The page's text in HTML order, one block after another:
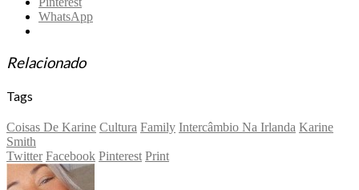
WhatsApp
Relacionado
Tags
Coisas De Karine Cultura Family Intercâmbio Na Irlanda Karine
Smith
Twitter Facebook Pinterest Print